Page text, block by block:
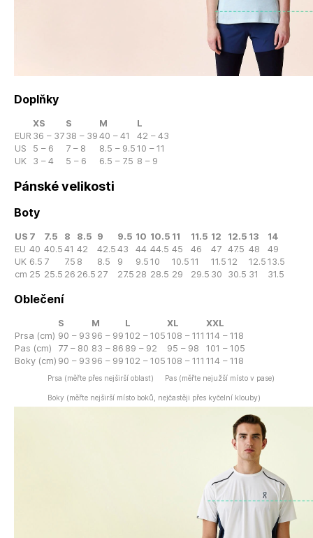
Doplňky
XS S M
L
EUR 36 – 37 38 – 39 40 – 41
42 – 43
US
5 – 6 7 – 8 8.5 – 9.5 10 – 11
UK
3 – 4 5 – 6 6.5 – 7.5 8 – 9
Pánské velikosti
Boty
US 7 7.5 8 8.5 9 9.5 10 10.5 11 11.5 12 12.5 13
14
EU 40 40.5 41 42 42.5 43 44 44.5 45 46 47 47.5 48
49
UK 6.5 7 7.5 8 8.5 9 9.5 10 10.5 11 11.5 12 12.5 13.5
cm 25 25.5 26 26.5 27 27.5 28 28.5 29 29.5 30 30.5 31 31.5
Oblečení
S M L XL
XXL
Prsa (cm) 90 – 93 96 – 99 102 – 105 108 – 111 114 – 118
Pas (cm)
77 – 80 83 – 86 89 – 92 95 – 98
101 – 105
Boky (cm) 90 – 93 96 – 99 102 – 105 108 – 111 114 – 118
Prsa (měřte přes nejširší oblast) Pas (měřte nejužší místo v pase)
Boky (měřte nejširší místo boků, nejčastěji přes kyčelní klouby)